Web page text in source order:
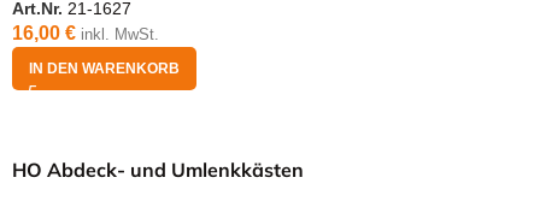
Art.Nr. 21-1627
16,00 € inkl. MwSt.
IN DEN WARENKORB
HO Abdeck- und Umlenkkästen